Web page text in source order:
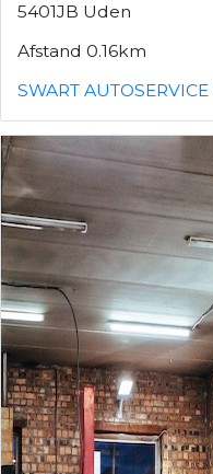
5401JB Uden
Afstand 0.16km
SWART